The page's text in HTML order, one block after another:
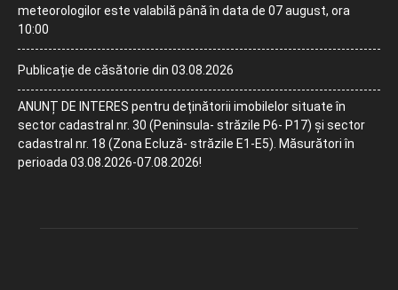
meteorologilor este valabilă până în data de 07 august, ora
10:00
Publicație de căsătorie din 03.08.2026
ANUNȚ DE INTERES pentru deținătorii imobilelor situate în
sector cadastral nr. 30 (Peninsula- străzile P6- P17) și sector
cadastral nr. 18 (Zona Ecluză- străzile E1-E5). Măsurători în
perioada 03.08.2026-07.08.2026!